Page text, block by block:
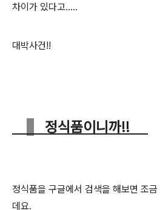
차이가 있다고.....
대박사건!!
정식품이니까!!
정식품을 구글에서 검색을 해보면 조
데요.